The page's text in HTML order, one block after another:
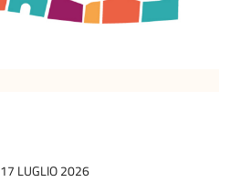
17 LUGLIO 2026